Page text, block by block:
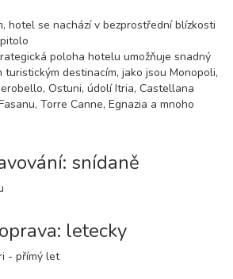
hotel se nachází v bezprostřední blízkosti
poloha hotelu umožňuje snadný
turistickým destinacím, jako jsou Monopoli,
Ostuni, údolí Itria, Castellana
Torre Canne, Egnazia a mnoho
snídaně
letecky
- přímý let